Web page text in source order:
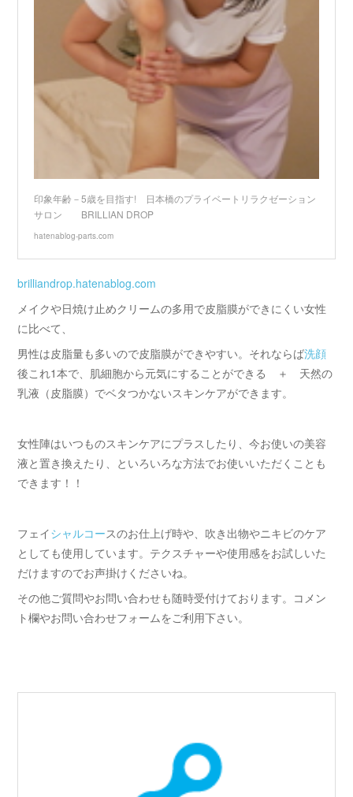
印象年齢－5歳を目指す! 日本橋のプライベートリラクゼーション
サロン BRILLIAN DROP
hatenablog-parts.com
brilliandrop.hatenablog.com
メイクや日焼け止めクリームの多用で皮脂膜ができにくい女性
に比べて、
男性は皮脂量も多いので皮脂膜ができやすい。それならば洗顔
後これ1本で、肌細胞から元気にすることができる ＋ 天然の
乳液（皮脂膜）でベタつかないスキンケアができます。
女性陣はいつものスキンケアにプラスしたり、今お使いの美容
液と置き換えたり、といろいろな方法でお使いいただくことも
できます！！
フェイシャルコースのお仕上げ時や、吹き出物やニキビのケア
としても使用しています。テクスチャーや使用感をお試しいた
だけますのでお声掛けくださいね。
その他ご質問やお問い合わせも随時受付けております。コメン
ト欄やお問い合わせフォームをご利用下さい。